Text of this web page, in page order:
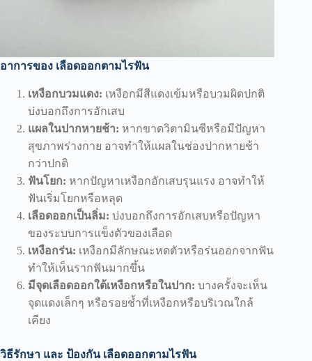
อาการของ เลือดออกตามไรฟัน
เหงือกบวมแดง: เหงือกมีสีแดงเข้มหรือบวมผิดปกติ
บ่งบอกถึงการอักเสบ
แผลในปากหายช้า: หากขาดวิตามินซีหรือมีปัญหา
สุขภาพร่างกาย อาจทำให้แผลในช่องปากหายช้า
กว่าปกติ
ฟันโยก: หากปัญหาเหงือกอักเสบรุนแรง อาจทำให้
ฟันเริ่มโยกหรือหลุด
เลือดออกเป็นลิ่ม: บ่งบอกถึงการอักเสบหรือปัญหา
ของระบบการแข็งตัวของเลือด
เหงือกร่น: เหงือกมีลักษณะหดตัวหรือร่นออกจากฟัน
ทำให้เห็นรากฟันมากขึ้น
มีจุดเลือดออกใต้เหงือกหรือในปาก: บางครั้งจะเห็น
จุดแดงเล็กๆ หรือรอยช้ำที่เหงือกหรือบริเวณใกล้
เคียง
วิธีรักษา และ ป้องกัน เลือดออกตามไรฟัน